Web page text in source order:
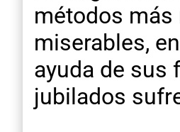
métodos más
miserables,
ayuda de sus
jubilados